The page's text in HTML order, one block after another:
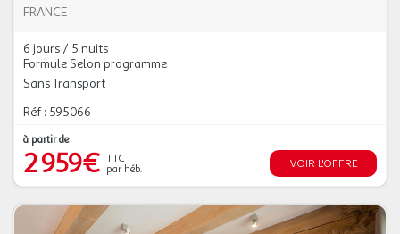
FRANCE
6 jours / 5 nuits
Formule Selon programme
Sans Transport
Réf : 595066
à partir de
2 959€ TTC
par héb.
VOIR L'OFFRE